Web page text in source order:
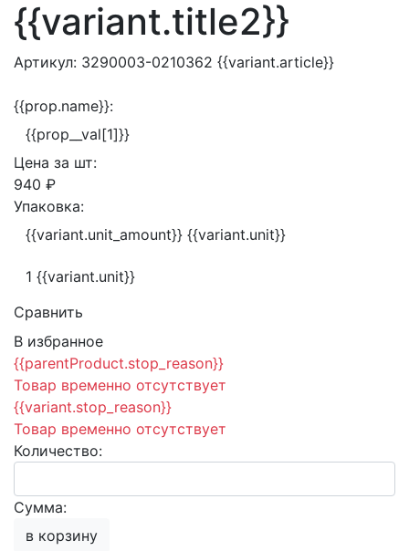
{{variant.title2}}
Артикул: 3290003-0210362 {{variant.article}}
{{prop.name}}:
{{prop__val[1]}}
Цена за шт:
940 ₽
Упаковка:
{{variant.unit_amount}} {{variant.unit}}
1 {{variant.unit}}
Сравнить
В избранное
{{parentProduct.stop_reason}}
Товар временно отсутствует
{{variant.stop_reason}}
Товар временно отсутствует
Количество:
Сумма:
в корзину